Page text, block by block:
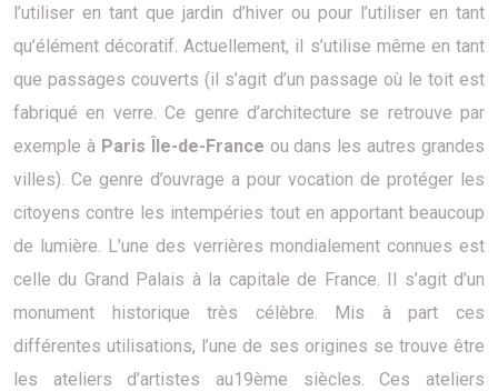
l’utiliser en tant que jardin d’hiver ou pour l’utiliser en tant
qu’élément décoratif. Actuellement, il s’utilise même en tant
que passages couverts (il s’agit d’un passage où le toit est
fabriqué en verre. Ce genre d’architecture se retrouve par
exemple à Paris Île-de-France ou dans les autres grandes
villes). Ce genre d’ouvrage a pour vocation de protéger les
citoyens contre les intempéries tout en apportant beaucoup
de lumière. L’une des verrières mondialement connues est
celle du Grand Palais à la capitale de France. Il s’agit d’un
monument historique très célèbre. Mis à part ces
différentes utilisations, l’une de ses origines se trouve être
les ateliers d’artistes au19ème siècles. Ces ateliers